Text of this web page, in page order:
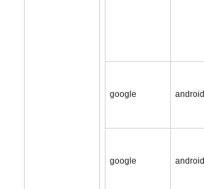
google android
google android